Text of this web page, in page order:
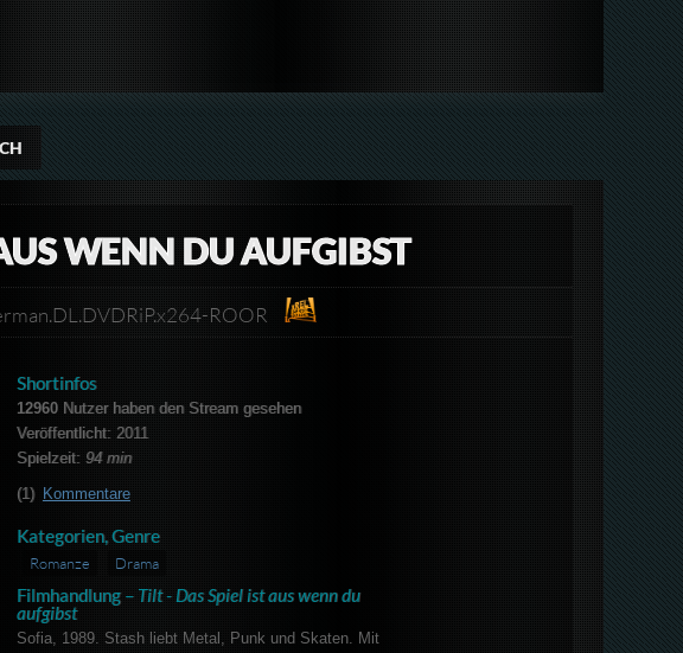
WENN DU AUFGIBST
ROOR
Shortinfos
12960Nutzer haben den Stream gesehen
Veröffentlicht: 2011
Spielzeit: 94 min
(1) Kommentare
Kategorien, Genre
Romanze Drama
Filmhandlung – Tilt - Das Spiel ist aus wenn du
aufgibst
Sofia, 1989. Stash liebt Metal, Punk und Skaten. Mit